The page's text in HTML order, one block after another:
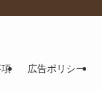
広告ポリシー